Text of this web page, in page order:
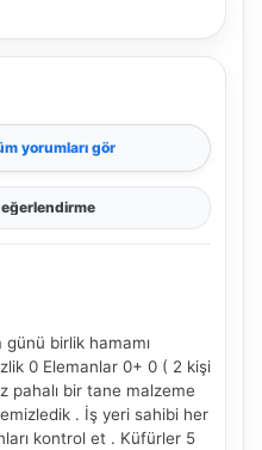
yorumları gör
birlik hamamı
0 Elemanlar 0+ 0 ( 2 kişi
pahalı bir tane malzeme
. İş yeri sahibi her
kontrol et . Küfürler 5